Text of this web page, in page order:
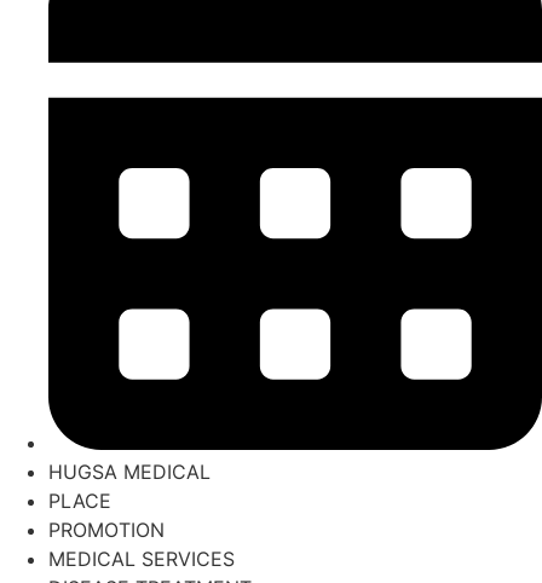
HUGSA MEDICAL
PLACE
PROMOTION
MEDICAL SERVICES